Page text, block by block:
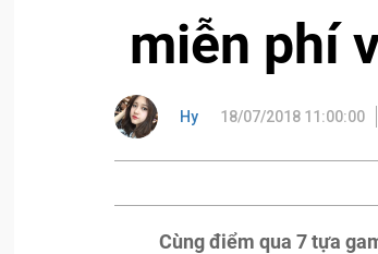
miễn phí
Hy 18/07/2018 11:00:00
Cùng điểm qua 7 tựa